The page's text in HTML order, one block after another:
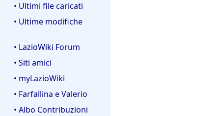
• Ultimi file caricati
• Ultime modifiche
• LazioWiki Forum
• Siti amici
• myLazioWiki
• Farfallina e Valerio
• Albo Contribuzioni